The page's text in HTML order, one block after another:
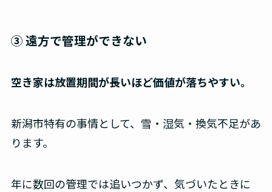
③ 遠方で管理ができない
空き家は放置期間が長いほど価値が落ちやすい。
新潟市特有の事情として、雪・湿気・換気不足があ
ります。
年に数回の管理では追いつかず、気づいたときに